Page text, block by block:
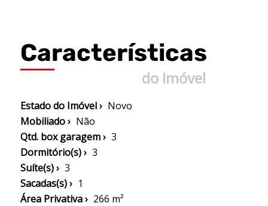
Características
do Imóvel
Estado do Imóvel › Novo
Mobiliado › Não
Qtd. box garagem › 3
Dormitório(s) › 3
Suíte(s) › 3
Sacadas(s) › 1
Área Privativa › 266 m²